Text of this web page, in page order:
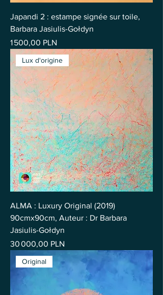
Japandi 2 : estampe signée sur toile,
Barbara Jasiulis-Gołdyn
Prix
1 500,00 PLN
Lux d'origine
ALMA : Luxury Original (2019)
90cmx90cm, Auteur : Dr Barbara
Jasiulis-Gołdyn
Prix
30 000,00 PLN
Original